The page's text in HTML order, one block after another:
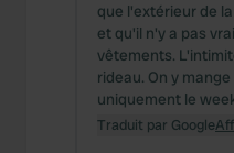
que l'extérieur de
et qu'il n'y a pas
vêtements.
rideau. On y
uniquement le
Traduit par Google